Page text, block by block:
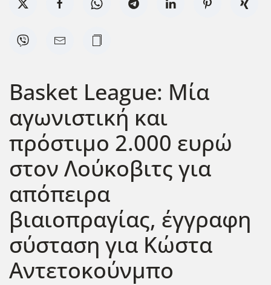
Basket League: Μία
αγωνιστική και
πρόστιμο 2.000 ευρώ
στον Λούκοβιτς για
απόπειρα
βιαιοπραγίας, έγγραφη
σύσταση για Κώστα
Αντετοκούνμπο